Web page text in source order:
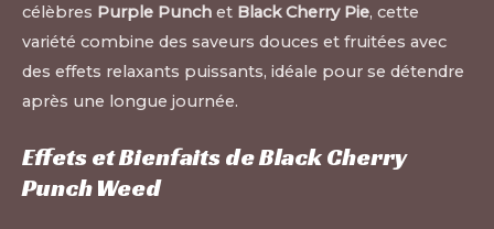
célèbres Purple Punch et Black Cherry Pie, cette
variété combine des saveurs douces et fruitées avec
des effets relaxants puissants, idéale pour se détendre
après une longue journée.
Effets et Bienfaits de Black Cherry
Punch Weed